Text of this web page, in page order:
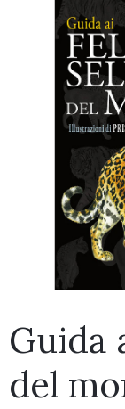
Guida
del